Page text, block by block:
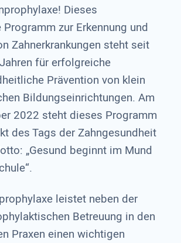
Dieses
zur Erkennung und
Zahnerkrankungen steht seit
für erfolgreiche
Prävention von klein
Bildungseinrichtungen. Am
2022 steht dieses Programm
des Tags der Zahngesundheit
„Gesund beginnt im Mund
leistet neben der
Betreuung in den
Praxen einen wichtigen